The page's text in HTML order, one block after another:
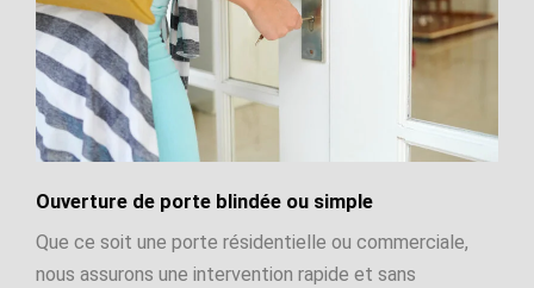
Ouverture de porte blindée ou simple
Que ce soit une porte résidentielle ou commerciale,
nous assurons une intervention rapide et sans